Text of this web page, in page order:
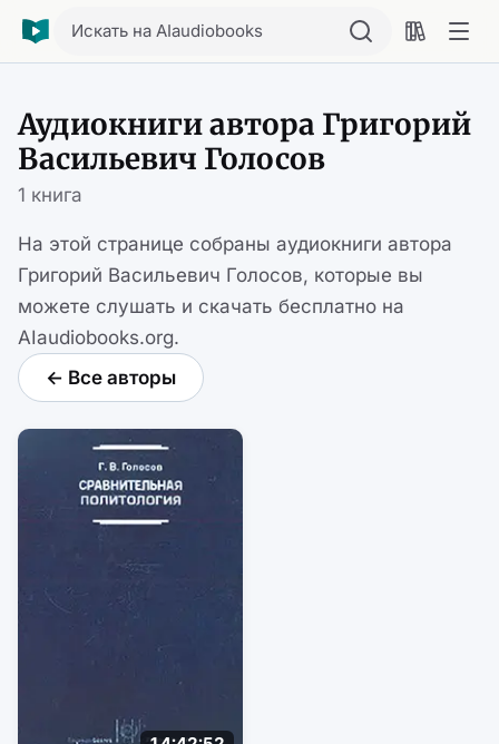
Искать на AIaudiobooks
Аудиокниги автора Григорий
Васильевич Голосов
1 книга
На этой странице собраны аудиокниги автора
Григорий Васильевич Голосов, которые вы
можете слушать и скачать бесплатно на
AIaudiobooks.org.
← Все авторы